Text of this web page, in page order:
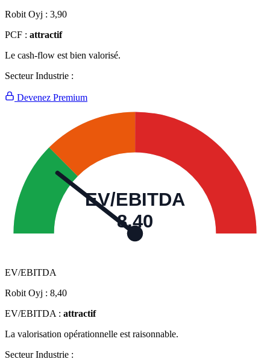
Robit Oyj : 3,90
PCF : attractif
Le cash-flow est bien valorisé.
Secteur Industrie :
Devenez Premium
EV/EBITDA
8,40
EV/EBITDA
Robit Oyj : 8,40
EV/EBITDA : attractif
La valorisation opérationnelle est raisonnable.
Secteur Industrie :